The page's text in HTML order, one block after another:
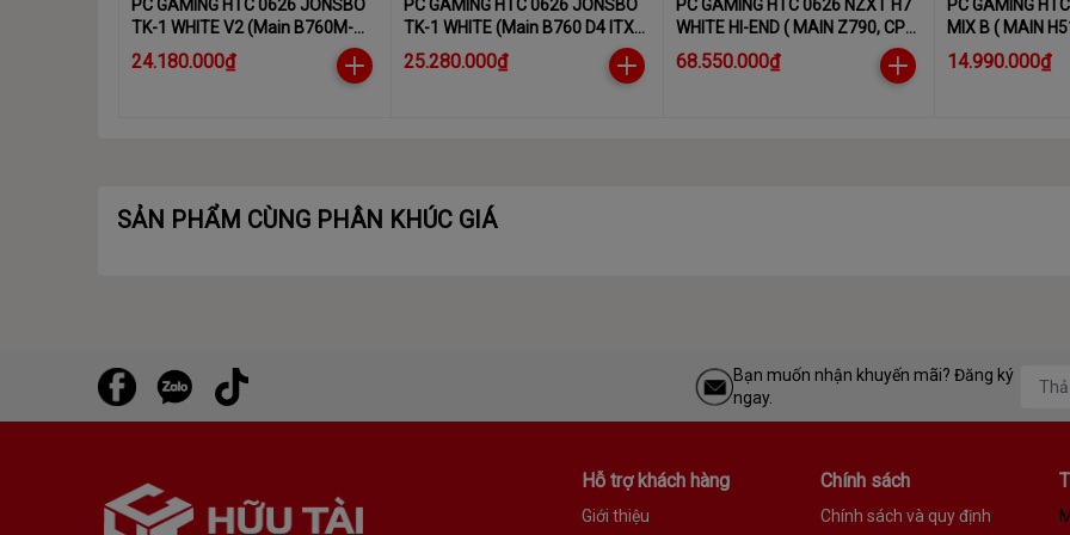
PC GAMING HTC 0626 JONSBO
TK-1 WHITE V2 (Main B760M-
AYW WIFI D4, CPUi5 13400F,SSD
Kingston NV3 500GB, NGUỒN
24.180.000₫
PC GAMING HTC 0626 JONSBO
TK-1 WHITE (Main B760 D4 ITX
WIFI, I5-13400F, RAM 32GB , SSD
500GB, NGUỒN 650W, VGA
25.280.000₫
PC GAMING HTC 0626 NZXT H7
WHITE HI-END ( MAIN Z790, CPU
i5-14600K - 2.50GHZ, VGA RTX
4070 , SSD M2-PCIe 1TB, PSU
68.550.000₫
PC GAMING
MIX B ( MAIN
10400F -
8GB , SSD M2-
14.990.000₫
SẢN PHẨM CÙNG PHÂN KHÚC GIÁ
Bạn muốn nhận khuyến mãi? Đăng ký
ngay.
Hỗ trợ khách hàng
Giới thiệu
Chính sách
Chính sách và quy định